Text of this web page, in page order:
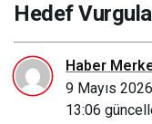
Hedef
Haber
9 Mayıs
13:06
40 Milyar Dolarlık